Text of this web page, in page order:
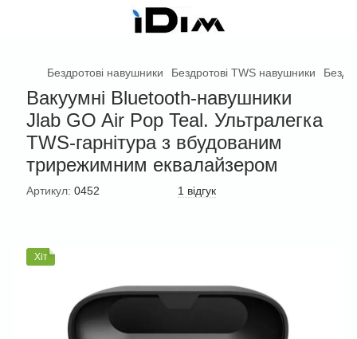
Бездротові навушники Бездротові TWS навушники
Вакуумні Bluetooth-навушники
Jlab GO Air Pop Teal. Ультралегка
TWS-гарнітура з вбудованим
трирежимним еквалайзером
Артикул: 0452 1 відгук
Хіт